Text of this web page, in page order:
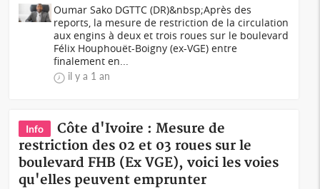
Oumar Sako DGTTC (DR)&nbsp;Après des
reports, la mesure de restriction de la circulation
aux engins à deux et trois roues sur le boulevard
Félix Houphouët-Boigny (ex-VGE) entre
finalement en...
il y a 1 an
Info
Côte d'Ivoire : Mesure de
restriction des 02 et 03 roues sur le
boulevard FHB (Ex VGE), voici les voies
qu'elles peuvent emprunter